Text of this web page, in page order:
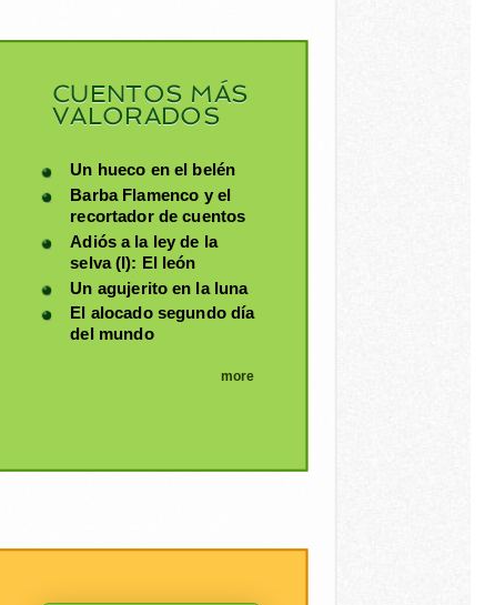
CUENTOS MÁS
VALORADOS
Un hueco en el belén
Barba Flamenco y el
recortador de cuentos
Adiós a la ley de la
selva (I): El león
Un agujerito en la luna
El alocado segundo día
del mundo
more